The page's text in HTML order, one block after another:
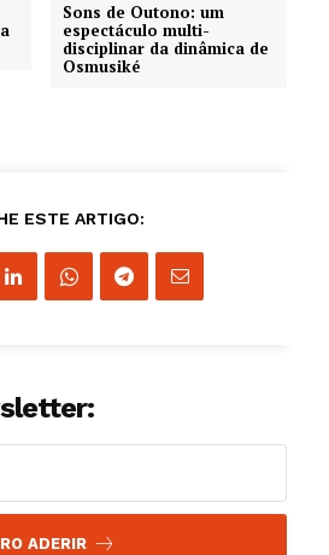
Sons de Outono: um
espectáculo multi-
disciplinar da dinâmica de
Osmusiké
ESTE ARTIGO:
ADERIR